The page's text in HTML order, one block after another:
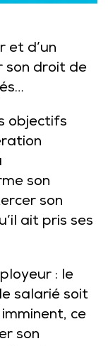
et d’un
son droit de
objectifs
son
son
ait pris ses
: le
salarié soit
ce
son